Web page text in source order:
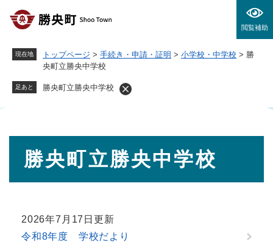
閲覧補助
現在地 トップページ > 手続き・申請・証明 > 小学校・中学校 > 勝
央町立勝央中学校
足あと 勝央町立勝央中学校
勝央町立勝央中学校
2026年7月17日更新
令和8年度 学校だより